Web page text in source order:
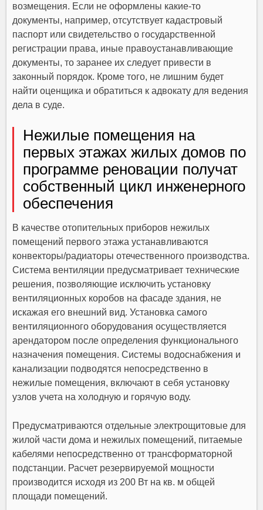
возмещения. Если не оформлены какие-то
документы, например, отсутствует кадастровый
паспорт или свидетельство о государственной
регистрации права, иные правоустанавливающие
документы, то заранее их следует привести в
законный порядок. Кроме того, не лишним будет
найти оценщика и обратиться к адвокату для ведения
дела в суде.
Нежилые помещения на
первых этажах жилых домов по
программе реновации получат
собственный цикл инженерного
обеспечения
В качестве отопительных приборов нежилых
помещений первого этажа устанавливаются
конвекторы/радиаторы отечественного производства.
Система вентиляции предусматривает технические
решения, позволяющие исключить установку
вентиляционных коробов на фасаде здания, не
искажая его внешний вид. Установка самого
вентиляционного оборудования осуществляется
арендатором после определения функционального
назначения помещения. Системы водоснабжения и
канализации подводятся непосредственно в
нежилые помещения, включают в себя установку
узлов учета на холодную и горячую воду.
Предусматриваются отдельные электрощитовые для
жилой части дома и нежилых помещений, питаемые
кабелями непосредственно от трансформаторной
подстанции. Расчет резервируемой мощности
производится исходя из 200 Вт на кв. м общей
площади помещений.